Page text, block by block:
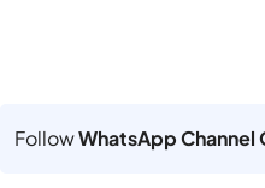
FollowWhatsApp Channel